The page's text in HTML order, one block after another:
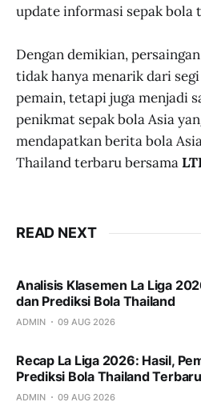
update informasi sepak bola
Dengan demikian,
tidak hanya menarik dari
pemain, tetapi juga menjadi
penikmat sepak bola Asia
mendapatkan berita bola
Thailand terbaru bersama
READ NEXT
Analisis Klasemen La Liga
dan Prediksi Bola Thailand
ADMIN 09 AUG 2026
Recap La Liga 2026: Hasil,
Prediksi Bola Thailand Terbaru
ADMIN 09 AUG 2026